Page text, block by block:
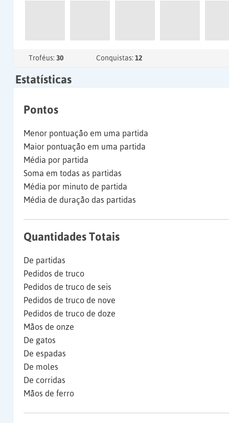
Troféus: 30 Conquistas: 12
Estatísticas
Pontos
Menor pontuação em uma partida
Maior pontuação em uma partida
Média por partida
Soma em todas as partidas
Média por minuto de partida
Média de duração das partidas
Quantidades Totais
De partidas
Pedidos de truco
Pedidos de truco de seis
Pedidos de truco de nove
Pedidos de truco de doze
Mãos de onze
De gatos
De espadas
De moles
De corridas
Mãos de ferro